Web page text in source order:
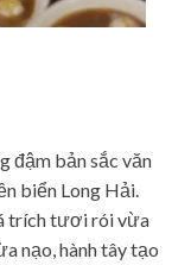
đậm bản sắc văn
biển Long Hải.
trích tươi rói vừa
nạo, hành tây tạo